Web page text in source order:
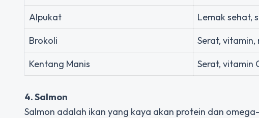
Alpukat
Lemak sehat,
Brokoli
Serat, vitamin,
Kentang Manis
Serat, vitamin
4. Salmon
Salmon adalah ikan yang kaya akan protein dan